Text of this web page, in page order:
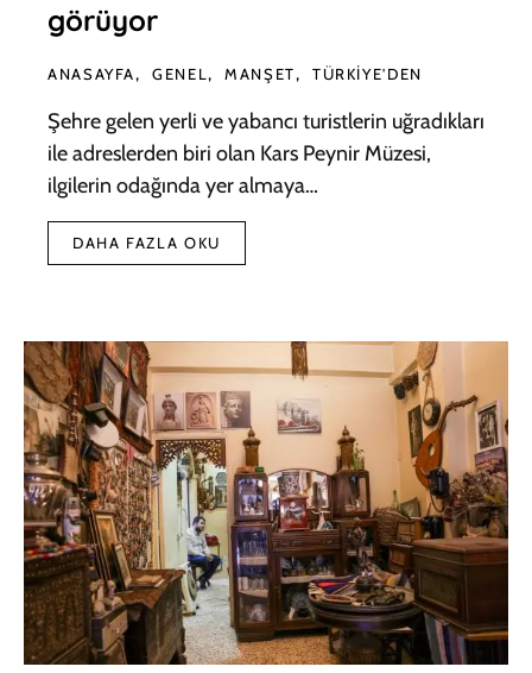
görüyor
ANASAYFA GENEL MANŞET TÜRKIYE'DEN
Şehre gelen yerli ve yabancı turistlerin uğradıkları
ile adreslerden biri olan Kars Peynir Müzesi,
ilgilerin odağında yer almaya…
DAHA FAZLA OKU